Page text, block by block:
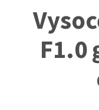
F1.0